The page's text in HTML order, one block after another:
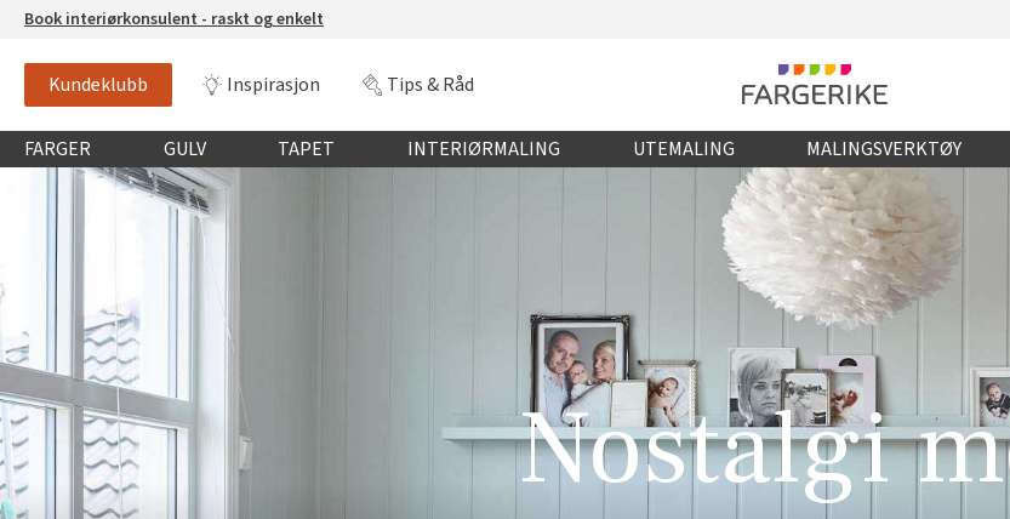
Book interiørkonsulent - raskt og enkelt
Kundeklubb Inspirasjon Tips & Råd
Globalnavigasjon mobil
FARGER GULV TAPET INTERIØRMALING UTEMALING MALINGSVERKTØY
Nostalgi